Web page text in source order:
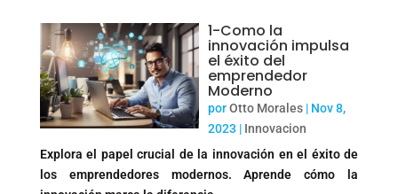
1-Como la
innovación impulsa
el éxito del
emprendedor
Moderno
porOtto Morales| Nov 8,
2023| Innovacion
Explora el papel crucial de la innovación en el éxito de
los emprendedores modernos. Aprende cómo la